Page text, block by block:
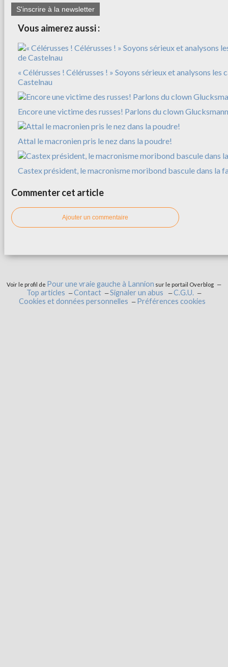
S'inscrire à la newsletter
Vous aimerez aussi :
« Célérusses ! Célérusses ! » Soyons sérieux et analysons les
Castelnau
Encore une victime des russes! Parlons du clown Glucksmann
Attal le macronien pris le nez dans la poudre!
Castex président, le macronisme moribond bascule dans la
Commenter cet article
Ajouter un commentaire
Voir le profil de Pour une vraie gauche à Lannion sur le portail Overblog
Top articles Contact Signaler un abus
C.G.U.
Cookies et données personnelles
Préférences cookies